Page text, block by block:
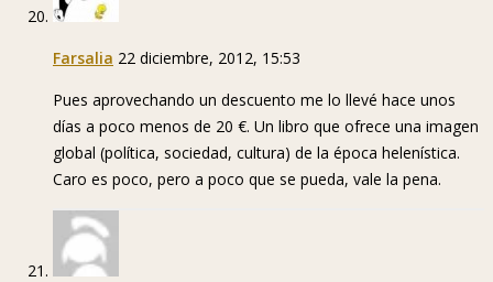
Farsalia 22 diciembre, 2012, 15:53
Pues aprovechando un descuento me lo llevé hace unos
días a poco menos de 20 €. Un libro que ofrece una imagen
global (política, sociedad, cultura) de la época helenística.
Caro es poco, pero a poco que se pueda, vale la pena.